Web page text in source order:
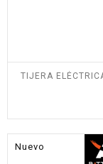
TIJERA
Nuevo